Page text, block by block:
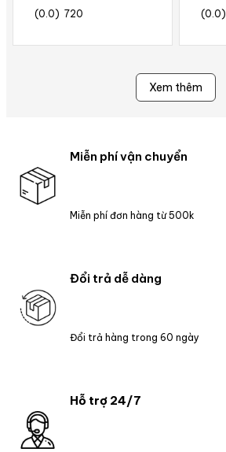
(0.0) 720 (0.0)
Xem thêm
Đổi trả dễ dàng
Đổi trả hàng trong 60 ngày
Hỗ trợ 24/7
Miễn phí vận chuyển
Miễn phí đơn hàng từ 500k